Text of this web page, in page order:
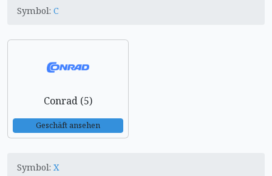
Symbol: C
Conrad (5)
Geschäft ansehen
Symbol: X